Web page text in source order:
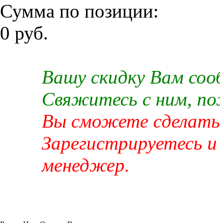
Сумма по позиции:
0 руб.
Вашу скидку Вам
Свяжитесь с ним,
Вы сможете сделать
Зарегистрируетесь
менеджер.